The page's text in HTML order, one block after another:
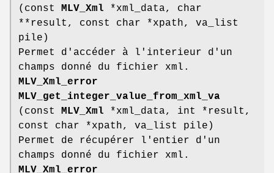
(const MLV_Xml *xml_data, char
**result, const char *xpath, va_list
pile)
Permet d'accéder à l'interieur d'un
champs donné du fichier xml.
MLV_Xml_error
MLV_get_integer_value_from_xml_va
(const MLV_Xml *xml_data, int *result,
const char *xpath, va_list pile)
Permet de récupérer l'entier d'un
champs donné du fichier xml.
MLV_Xml_error